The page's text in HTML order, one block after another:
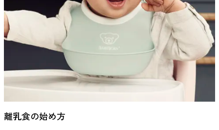
離乳食の始め方